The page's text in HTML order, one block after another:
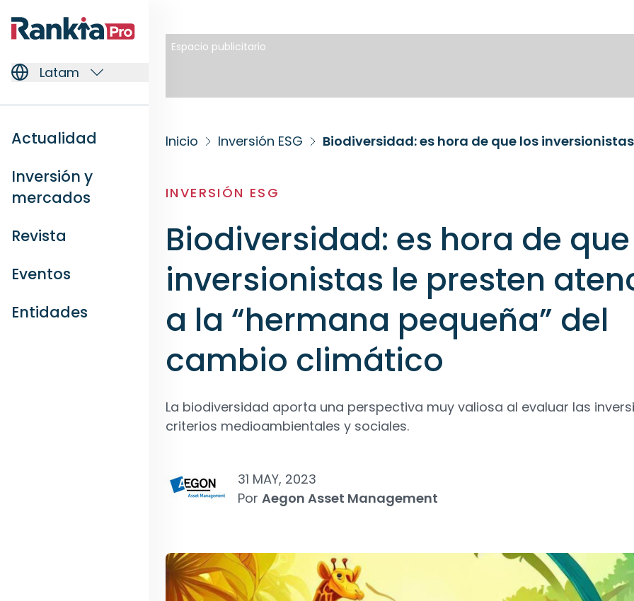
Latam
Actualidad
Inversión y
mercados
Revista
Eventos
Entidades
Espacio publicitario
Inicio Inversión ESG
INVERSIÓN ESG
Biodiversidad: es hora de
inversionistas le presten
a la “hermana pequeña” del
cambio climático
La biodiversidad aporta una perspectiva muy valiosa al evaluar las
criterios medioambientales y sociales.
31 MAY, 2023
Por Aegon Asset Management